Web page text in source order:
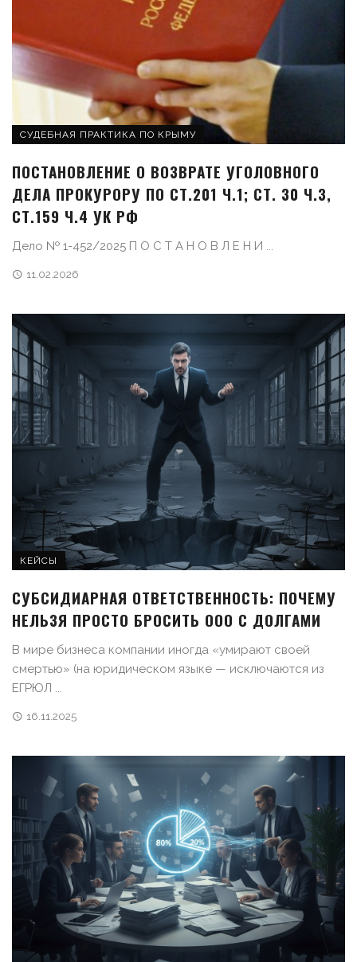
СУДЕБНАЯ ПРАКТИКА ПО КРЫМУ
ПОСТАНОВЛЕНИЕ О ВОЗВРАТЕ УГОЛОВНОГО
ДЕЛА ПРОКУРОРУ ПО СТ.201 Ч.1; СТ. 30 Ч.3,
СТ.159 Ч.4 УК РФ
Дело № 1-452/2025 П О С Т А Н О В Л Е Н И ...
11.02.2026
КЕЙСЫ
СУБСИДИАРНАЯ ОТВЕТСТВЕННОСТЬ: ПОЧЕМУ
НЕЛЬЗЯ ПРОСТО БРОСИТЬ ООО С ДОЛГАМИ
В мире бизнеса компании иногда «умирают своей
смертью» (на юридическом языке — исключаются из
ЕГРЮЛ ...
16.11.2025